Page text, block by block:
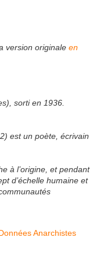
version originale en
sorti en 1936.
est un poète, écrivain
à l’origine, et pendant
d’échelle humaine et
Anarchistes